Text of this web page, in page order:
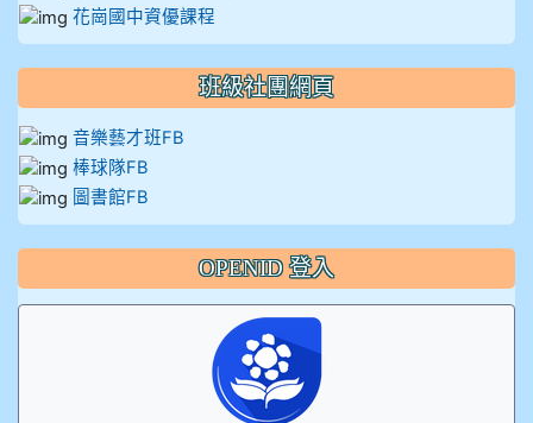
花崗國中資優課程
班級社團網頁
音樂藝才班FB
棒球隊FB
圖書館FB
OPENID 登入